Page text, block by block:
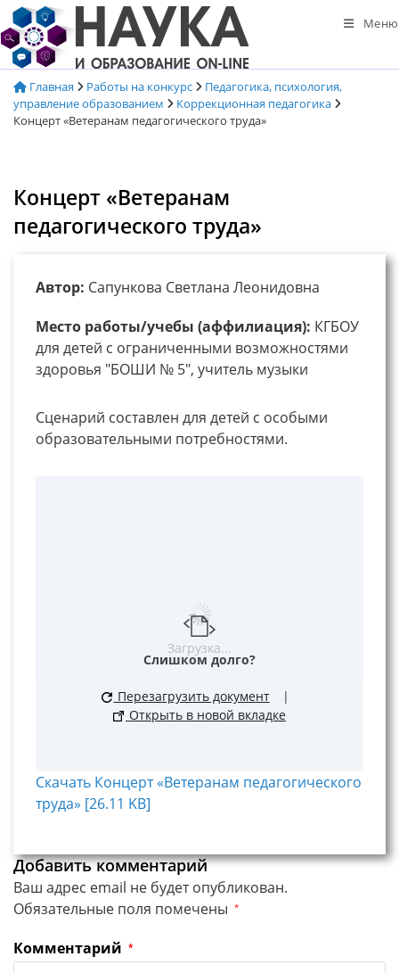
Перейти
к
содержимому
Меню
Главная Работы на конкурс
Педагогика, психология,
управление образованием
Коррекционная педагогика
Концерт «Ветеранам педагогического труда»
Концерт «Ветеранам
педагогического труда»
Автор: Сапункова Светлана Леонидовна
Место работы/учебы (аффилиация): КГБОУ
для детей с ограниченными возможностями
здоровья "БОШИ № 5", учитель музыки
Сценарий составлен для детей с особыми
образовательными потребностями.
Загрузка...
Слишком долго?
Перезагрузить документ
|
Открыть в новой вкладке
Скачать Концерт «Ветеранам педагогического
труда» [26.11 KB]
Добавить комментарий
Ваш адрес email не будет опубликован.
Обязательные поля помечены *
Комментарий *